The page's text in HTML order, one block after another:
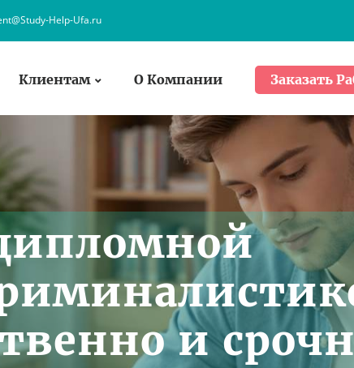
Help-Ufa.ru
Клиентам О Компании Заказать
и